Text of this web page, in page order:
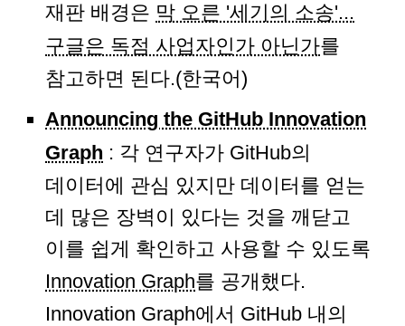
재판 배경은 막 오른 '세기의 소송'...
구글은 독점 사업자인가 아닌가를
참고하면 된다.(한국어)
Announcing the GitHub Innovation
Graph : 각 연구자가 GitHub의
데이터에 관심 있지만 데이터를 얻는
데 많은 장벽이 있다는 것을 깨닫고
이를 쉽게 확인하고 사용할 수 있도록
Innovation Graph를 공개했다.
Innovation Graph에서 GitHub 내의